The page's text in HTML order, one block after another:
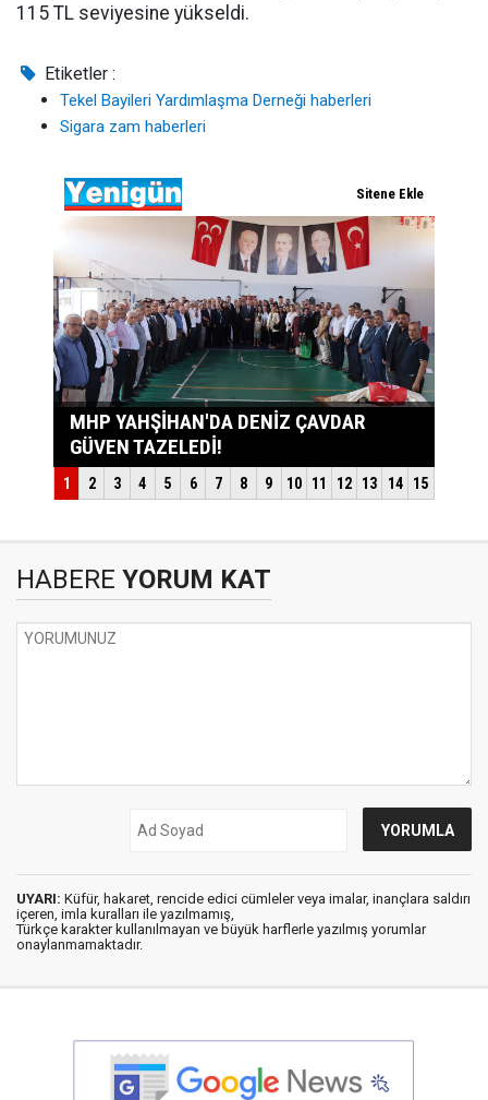
115 TL seviyesine yükseldi.
Etiketler :
Tekel Bayileri Yardımlaşma Derneği haberleri
Sigara zam haberleri
HABERE YORUM KAT
UYARI: Küfür, hakaret, rencide edici cümleler veya imalar, inançlara saldırı
içeren, imla kuralları ile yazılmamış,
Türkçe karakter kullanılmayan ve büyük harflerle yazılmış yorumlar
onaylanmamaktadır.